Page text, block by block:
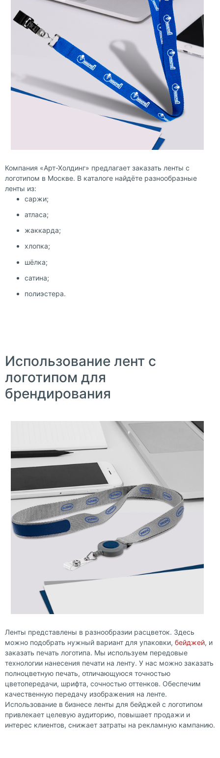
Компания «Арт-Холдинг» предлагает заказать ленты с
логотипом в Москве. В каталоге найдёте разнообразные
ленты из:
саржи;
атласа;
жаккарда;
хлопка;
шёлка;
сатина;
полиэстера.
Использование лент с
логотипом для
брендирования
Ленты представлены в разнообразии расцветок. Здесь
можно подобрать нужный вариант для упаковки, бейджей, и
заказать печать логотипа. Мы используем передовые
технологии нанесения печати на ленту. У нас можно заказать
полноцветную печать, отличающуюся точностью
цветопередачи, шрифта, сочностью оттенков. Обеспечим
качественную передачу изображения на ленте.
Использование в бизнесе ленты для бейджей с логотипом
привлекает целевую аудиторию, повышает продажи и
интерес клиентов, снижает затраты на рекламную кампанию.